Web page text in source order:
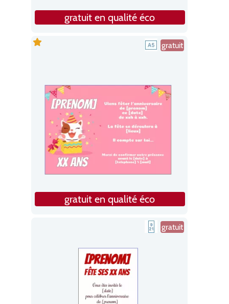
gratuit en qualité éco
gratuit
gratuit en qualité éco
gratuit